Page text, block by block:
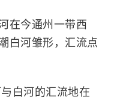
在今通州一带西
白河雏形，汇流点
白河的汇流地在